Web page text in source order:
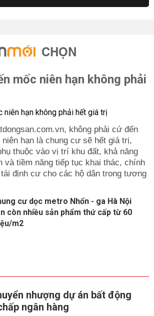
CHỌN
mốc niên hạn không phải
không phải cứ đến
hạn là chung cư sẽ hết giá trị,
thuộc vào vị trí khu đất, khả năng
và tiềm năng tiếp tục khai thác, chính
định cư cho các hộ dân trong tương
cư dọc metro Nhổn - ga Hà Nội
còn nhiều sản phẩm thứ cấp từ 60
m2
nhượng dự án bất động
ngân hàng